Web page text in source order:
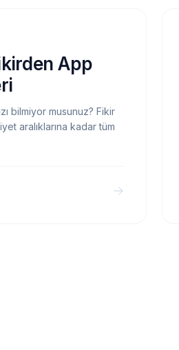
App
bilmiyor musunuz? Fikir
aralıklarına kadar tüm